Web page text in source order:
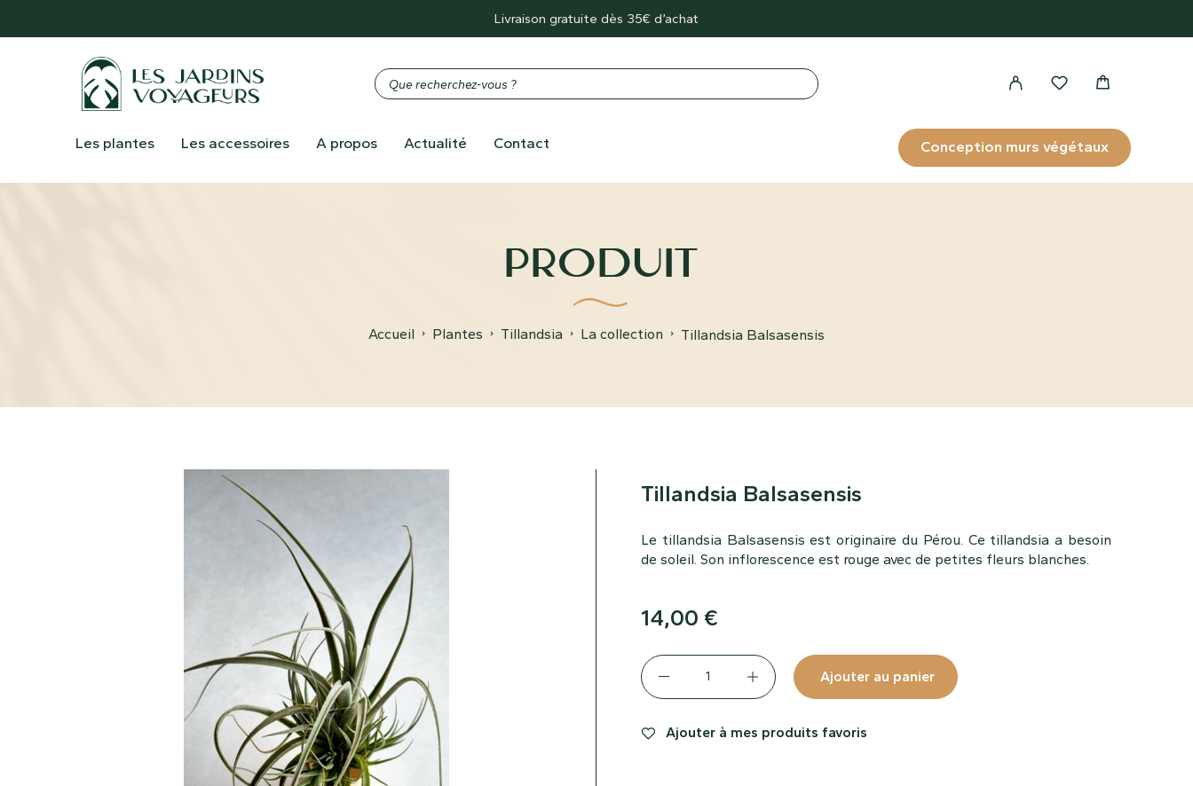
Livraison gratuite dès 35€ d’achat
Les plantes Les accessoires A propos Actualité Contact Conception murs végétaux
PRODUIT
Accueil Plantes Tillandsia La collection Tillandsia Balsasensis
Tillandsia Balsasensis
Le tillandsia Balsasensis est originaire du Pérou. Ce tillandsia a besoin
de soleil. Son inflorescence est rouge avec de petites fleurs blanches.
14,00 €
Ajouter au panier
Ajouter à mes produits favoris